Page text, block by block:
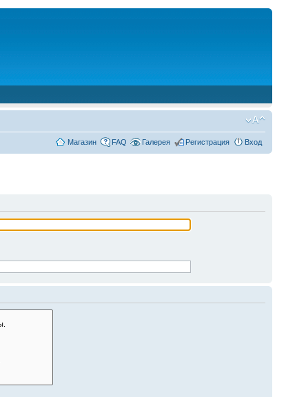
Магазин FAQ Галерея Регистрация Вход